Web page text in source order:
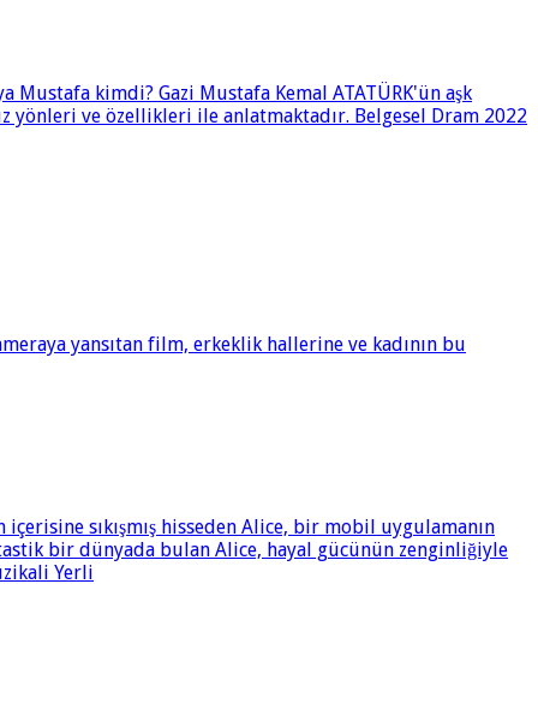
kimdi? Gazi Mustafa Kemal ATATÜRK'ün aşk
yönleri ve özellikleri ile anlatmaktadır. Belgesel Dram 2022
yansıtan film, erkeklik hallerine ve kadının bu
sıkışmış hisseden Alice, bir mobil uygulamanın
bir dünyada bulan Alice, hayal gücünün zenginliğiyle
Yerli